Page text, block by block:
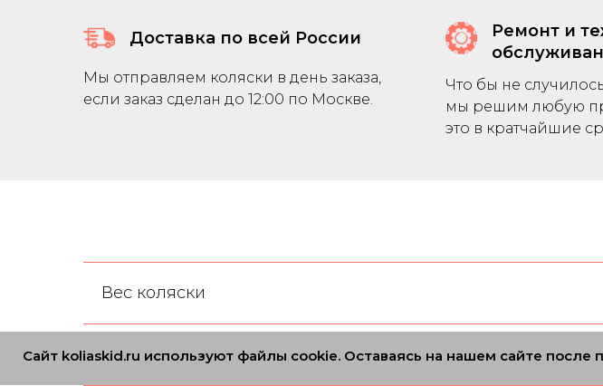
Доставка по всей России
Мы отправляем коляски в день заказа,
если заказ сделан до 12:00 по Москве.
Ремонт и
Что бы не
мы решим любую
это в кратчайшие
Вес коляски
Сложение
Сайт koliaskid.ru используют файлы cookie. Оставаясь на нашем сайте